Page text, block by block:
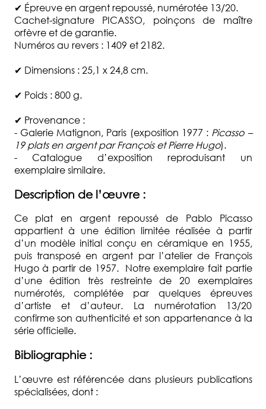
DEMANDE
D'ESTIMATION
COMMISSAIRE
PRISEUR
✔ Épreuve en argent repoussé, numérotée 13/20.
Cachet-signature PICASSO, poinçons de maître
orfèvre et de garantie.
Numéros au revers : 1409 et 2182.
✔ Dimensions : 25,1 x 24,8 cm.
✔ Poids : 800 g.
✔ Provenance :
- Galerie Matignon, Paris (exposition 1977 : Picasso –
19 plats en argent par François et Pierre Hugo).
- Catalogue d’exposition reproduisant un
exemplaire similaire.
Description de l’œuvre :
Ce plat en argent repoussé de Pablo Picasso
appartient à une édition limitée réalisée à partir
d’un modèle initial conçu en céramique en 1955,
puis transposé en argent par l’atelier de François
Hugo à partir de 1957. Notre exemplaire fait partie
d’une édition très restreinte de 20 exemplaires
numérotés, complétée par quelques épreuves
d’artiste et d’auteur. La numérotation 13/20
confirme son authenticité et son appartenance à la
série officielle.
Bibliographie :
L’œuvre est référencée dans plusieurs publications
spécialisées, dont :